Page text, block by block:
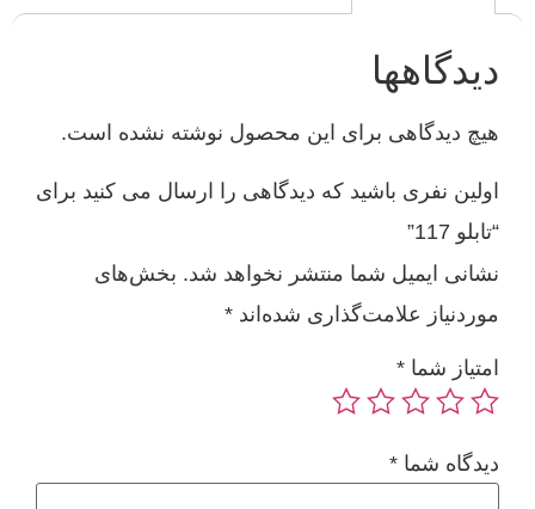
دیدگاهها
هیچ دیدگاهی برای این محصول نوشته نشده است.
اولین نفری باشید که دیدگاهی را ارسال می کنید برای
“تابلو 117”
نشانی ایمیل شما منتشر نخواهد شد. بخش‌های
موردنیاز علامت‌گذاری شده‌اند *
امتیاز شما *
دیدگاه شما *